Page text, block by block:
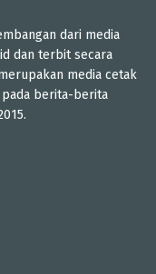
dari media
dan terbit secara
media cetak
pada berita-berita